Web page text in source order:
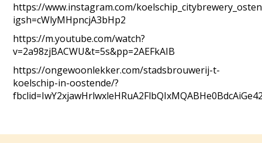
https://www.instagram.com/
igsh=cWlyMHpncjA3bHp2
https://m.youtube.com/watch?
v=2a98zjBACWU&t=5s&pp=2AEFkAIB
https://ongewoonlekker.com/stadsbrouwerij-t-
koelschip-in-oostende/?